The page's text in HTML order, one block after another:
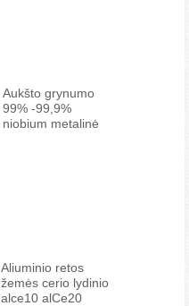
Aukšto grynumo
99% -99,9%
niobium metalinė
Aliuminio retos
žemės cerio lydinio
alce10 alCe20